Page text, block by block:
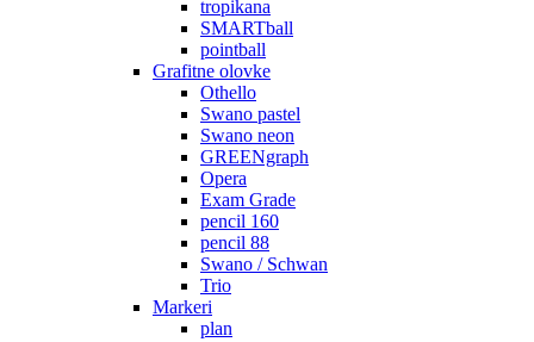
tropikana
SMARTball
pointball
Grafitne olovke
Othello
Swano pastel
Swano neon
GREENgraph
Opera
Exam Grade
pencil 160
pencil 88
Swano / Schwan
Trio
Markeri
plan